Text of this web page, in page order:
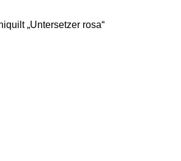
„Untersetzer rosa“